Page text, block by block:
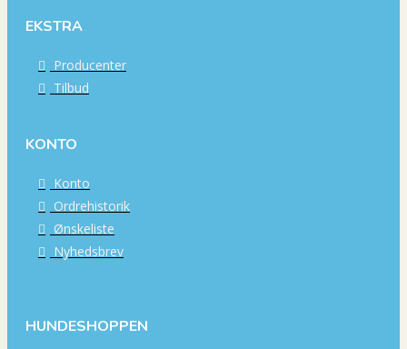
EKSTRA
Producenter
Tilbud
KONTO
Konto
Ordrehistorik
Ønskeliste
Nyhedsbrev
HUNDESHOPPEN